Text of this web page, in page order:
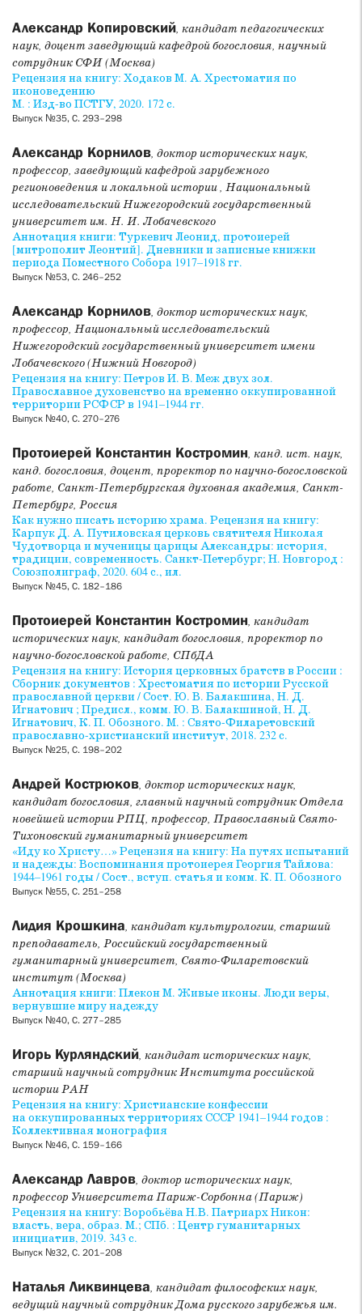
Александр Копировский, кандидат педагогических
наук, доцент заведующий кафедрой богословия, научный
сотрудник СФИ (Москва)
Рецензия на книгу: Ходаков М. А. Хрестоматия по
иконоведению
М. : Изд-во ПСТГУ, 2020. 172 с.
Выпуск №35, С. 293–298
Александр Корнилов, доктор исторических наук,
профессор, заведующий кафедрой зарубежного
регионоведения и локальной истории , Национальный
исследовательский Нижегородский государственный
университет им. Н. И. Лобачевского
Аннотация книги: Туркевич Леонид, протоиерей
[митрополит Леонтий]. Дневники и записные книжки
периода Поместного Собора 1917–1918 гг.
Выпуск №53, С. 246–252
Александр Корнилов, доктор исторических наук,
профессор, Национальный исследовательский
Нижегородский государственный университет имени
Лобачевского (Нижний Новгород)
Рецензия на книгу: Петров И. В. Меж двух зол.
Православное духовенство на временно оккупированной
территории РСФСР в 1941–1944 гг.
Выпуск №40, С. 270–276
Протоиерей Константин Костромин, канд. ист. наук,
канд. богословия, доцент, проректор по научно-богословской
работе, Санкт-Петер­бургская духовная академия, Санкт-
Петербург, Россия
Как нужно писать историю храма. Рецензия на книгу:
Карпук Д. А. Путиловская церковь святителя Николая
Чудотворца и мученицы царицы Александры: история,
традиции, современность. Санкт‑Петербург; Н. Новгород :
Союзполиграф, 2020. 604 с., ил.
Выпуск №45, С. 182–186
Протоиерей Константин Костромин, кандидат
исторических наук, кандидат богословия, проректор по
научно-богословской работе, СПбДА
Рецензия на книгу: История церковных братств в России :
Сборник документов : Хрестоматия по истории Русской
православной церкви / Сост. Ю. В. Балакшина, Н. Д.
Игнатович ; Предисл., комм. Ю. В. Балакшиной, Н. Д.
Игнатович, К. П. Обозного. М. : Свято-Филаретовский
православно-христианский институт, 2018. 232 с.
Выпуск №25, С. 198–202
Андрей Кострюков, доктор исторических наук,
кандидат богословия, главный научный сотрудник Отдела
новейшей истории РПЦ, профессор, Православный Свято-
Тихоновский гуманитарный университет
«Иду ко Христу…» Рецензия на книгу: На путях испытаний
и надежды: Воспоминания протоиерея Георгия Тайлова:
1944–1961 годы / Сост., вступ. статья и комм. К. П. Обозного
Выпуск №55, С. 251–258
Лидия Крошкина, кандидат культурологии, старший
преподаватель, Российский государственный
гуманитарный университет, Свято-Филаретовский
институт (Москва)
Аннотация книги: Плекон М. Живые иконы. Люди веры,
вернувшие миру надежду
Выпуск №40, С. 277–285
Игорь Курляндский, кандидат исторических наук,
старший научный сотрудник Института российской
истории РАН
Рецензия на книгу: Христианские конфессии
на оккупированных территориях СССР 1941–1944 годов :
Коллективная монография
Выпуск №46, С. 159–166
Александр Лавров, доктор исторических наук,
профессор Университета Париж-Сорбонна (Париж)
Рецензия на книгу: Воробьёва Н.В. Патриарх Никон:
власть, вера, образ. М.; СПб. : Центр гуманитарных
инициатив, 2019. 343 с.
Выпуск №32, С. 201–208
Наталья Ликвинцева, кандидат философских наук,
ведущий научный сотрудник Дома русского зарубежья им.